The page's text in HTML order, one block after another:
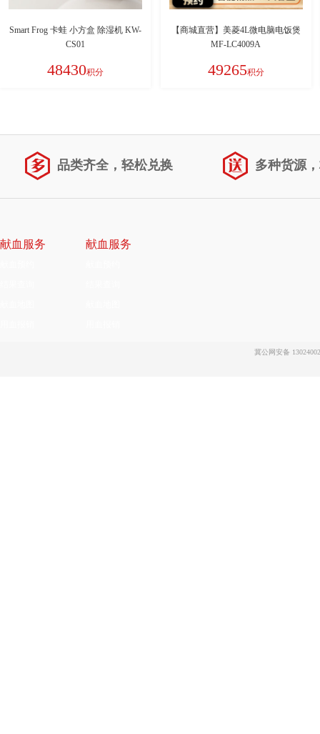
Smart Frog 卡蛙 小方盒 除湿机 KW-
CS01
48430积分
【商城直营】美菱4L微电脑电饭煲
MF-LC4009A
49265积分
品类齐全，轻松兑换 多种货源
献血服务 献血服务
冀公网安备